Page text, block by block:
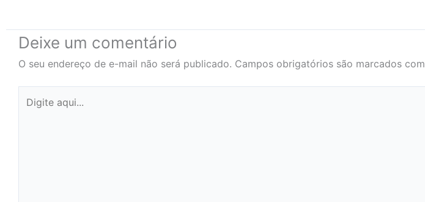
Deixe um comentário
O seu endereço de e-mail não será publicado. Campos obrigatórios são marcados com
aqui...